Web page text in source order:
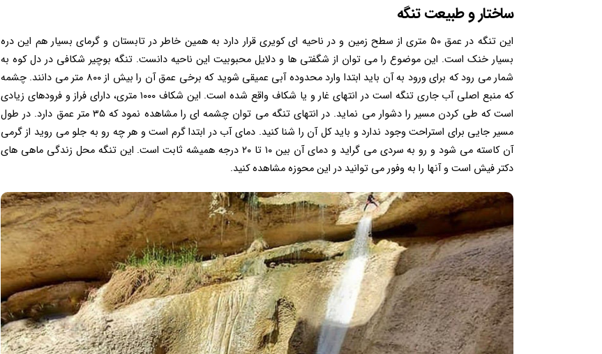
ساختار و طبیعت تنگه
این تنگه در عمق ۵۰ متری از سطح زمین و در ناحیه ای کویری قرار دارد به همین خاطر در تابستان و گرمای بسیار هم این دره
بسیار خنک است. این موضوع را می توان از شگفتی ها و دلایل محبوبیت این ناحیه دانست. تنگه بوچیر شکافی در دل کوه به
شمار می رود که برای ورود به آن باید ابتدا وارد محدوده آبی عمیقی شوید که برخی عمق آن را بیش از ۸۰۰ متر می دانند. چشمه
که منبع اصلی آب جاری تنگه است در انتهای غار و یا شکاف واقع شده است. این شکاف ۱۰۰۰ متری، دارای فراز و فرودهای زیادی
است که طی کردن مسیر را دشوار می نماید. در انتهای تنگه می توان چشمه ای را مشاهده نمود که ۳۵ متر عمق دارد. در طول
مسیر جایی برای استراحت وجود ندارد و باید کل آن را شنا کنید. دمای آب در ابتدا گرم است و هر چه رو به جلو می روید از گرمی
آن کاسته می شود و رو به سردی می گراید و دمای آن بین ۱۰ تا ۲۰ درجه همیشه ثابت است. این تنگه محل زندگی ماهی های
دکتر فیش است و آنها را به وفور می توانید در این محوزه مشاهده کنید.